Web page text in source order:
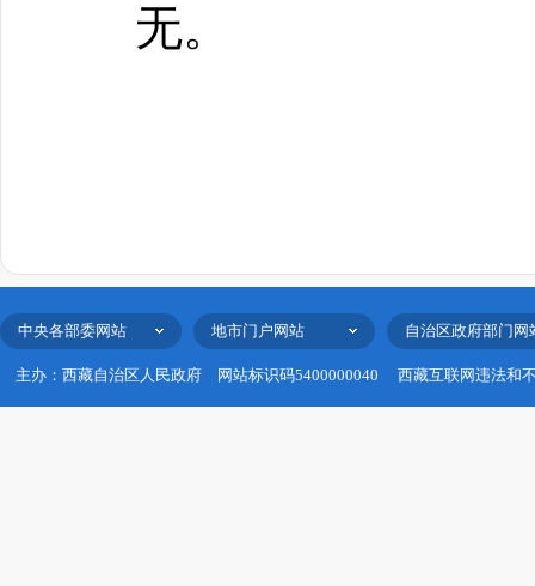
无。
中央各部委网站 地市门户网站 自治区政府部门网
主办：西藏自治区人民政府 网站标识码5400000040 西藏互联网违法和